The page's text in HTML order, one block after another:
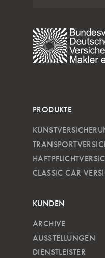
PRODUKTE
CLASSIC CAR
KUNDEN
ARCHIVE
AUSSTELLUNGEN
DIENSTLEISTER